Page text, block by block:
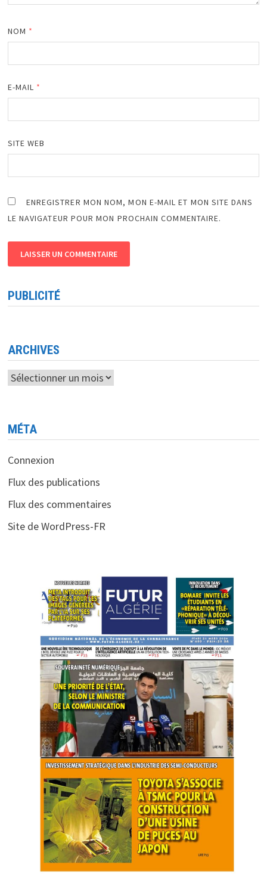
NOM *
E-MAIL *
SITE WEB
ENREGISTRER MON NOM, MON E-MAIL ET MON SITE DANS
LE NAVIGATEUR POUR MON PROCHAIN COMMENTAIRE.
PUBLICITÉ
ARCHIVES
Archives
MÉTA
Connexion
Flux des publications
Flux des commentaires
Site de WordPress-FR